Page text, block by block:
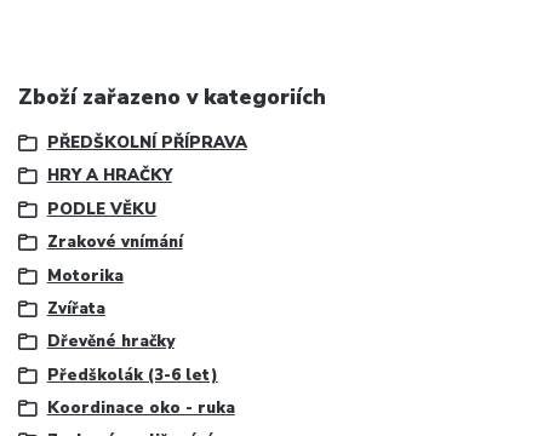
Zboží zařazeno v kategoriích
PŘEDŠKOLNÍ PŘÍPRAVA
HRY A HRAČKY
PODLE VĚKU
Zrakové vnímání
Motorika
Zvířata
Dřevěné hračky
Předškolák (3-6 let)
Koordinace oko - ruka